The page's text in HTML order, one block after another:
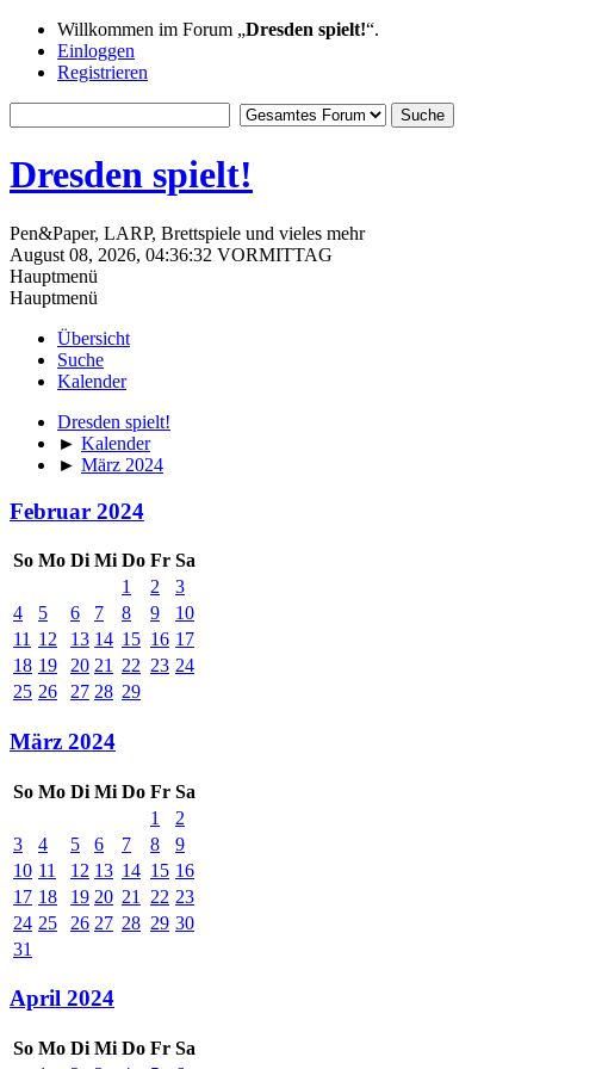
Willkommen im Forum „Dresden spielt!“.
Einloggen
Registrieren
Dresden spielt!
Pen&Paper, LARP, Brettspiele und vieles mehr
August 08, 2026, 04:36:32 VORMITTAG
Hauptmenü
Hauptmenü
Übersicht
Suche
Kalender
Dresden spielt!
► Kalender
► März 2024
Februar 2024
So Mo Di Mi Do Fr Sa
1
2
3
4
5 6 7 8 9
10
11 12 13 14 15 16 17
18 19 20 21 22 23 24
25 26 27 28 29
März 2024
So Mo Di Mi Do Fr Sa
1
2
3
4 5 6 7 8
9
10 11 12 13 14 15 16
17 18 19 20 21 22 23
24 25 26 27 28 29 30
31
April 2024
So Mo Di Mi Do Fr Sa